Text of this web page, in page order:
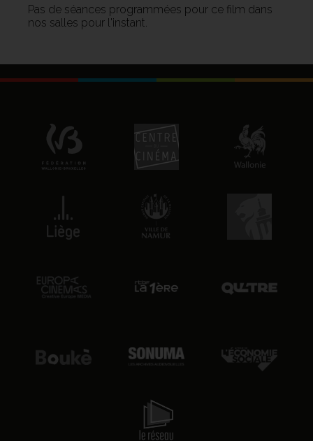
Pas de séances programmées pour ce film dans
nos salles pour l'instant.